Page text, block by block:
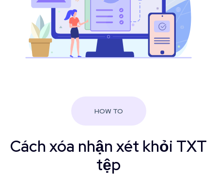
HOW TO
Cách xóa nhận xét khỏi TXT
tệp